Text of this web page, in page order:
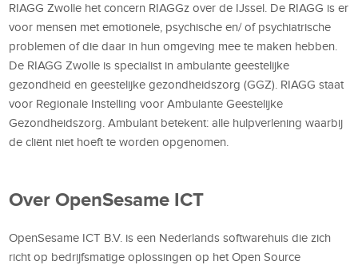
RIAGG Zwolle het concern RIAGGz over de IJssel. De RIAGG is er
voor mensen met emotionele, psychische en/ of psychiatrische
problemen of die daar in hun omgeving mee te maken hebben.
De RIAGG Zwolle is specialist in ambulante geestelijke
gezondheid en geestelijke gezondheidszorg (GGZ). RIAGG staat
voor Regionale Instelling voor Ambulante Geestelijke
Gezondheidszorg. Ambulant betekent: alle hulpverlening waarbij
de cliënt niet hoeft te worden opgenomen.
Over OpenSesame ICT
OpenSesame ICT B.V. is een Nederlands softwarehuis die zich
richt op bedrijfsmatige oplossingen op het Open Source